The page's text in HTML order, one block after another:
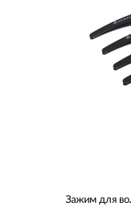
Зажим для